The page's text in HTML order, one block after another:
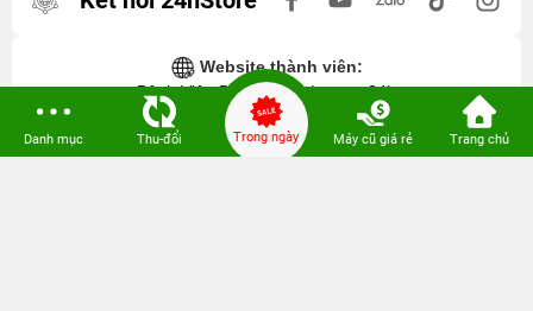
Website thành viên:
Bệnh Viện Điện Thoại, Laptop 24h
Danh mục Thu-đổi Trong ngày Máy cũ giá rẻ Trang chủ